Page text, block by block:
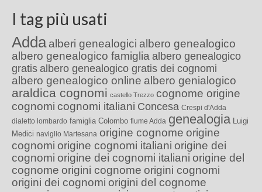
I tag più usati
Adda alberi genealogici albero genealogico
albero genealogico famiglia albero genealogico
gratis albero genealogico gratis dei cognomi
albero genealogico online albero genialogico
araldica cognomi castello Trezzo cognome origine
cognomi cognomi italiani Concesa Crespi d'Adda
dialetto lombardo famiglia Colombo fiume Adda genealogia Luigi
Medici naviglio Martesana origine cognome origine
cognomi origine cognomi italiani origine dei
cognomi origine dei cognomi italiani origine del
cognome origini cognome origini cognomi
origini dei cognomi origini del cognome